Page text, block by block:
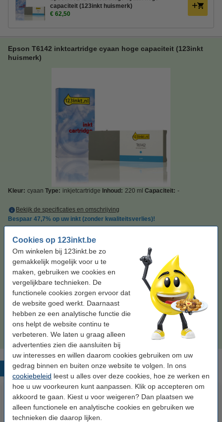
Cookies op 123inkt.be
Om winkelen bij 123inkt.be zo
gemakkelijk mogelijk voor u te
maken, gebruiken we cookies en
vergelijkbare technieken. De
functionele cookies zorgen ervoor dat
de website goed werkt. Daarnaast
hebben ze een analytische functie die
ons helpt de website continu te
verbeteren. We laten u graag alleen
advertenties zien die aansluiten bij
uw interesses en willen daarom cookies gebruiken om uw
gedrag binnen en buiten onze website te volgen. In ons
cookiebeleid leest u alles over deze cookies, hoe ze werken en
hoe u uw voorkeuren kunt aanpassen. Klik op accepteren om
akkoord te gaan. Kiest u voor weigeren? Dan plaatsen we
alleen functionele en analytische cookies en gebruiken we
technieken die daarop lijken.
capaciteit (123inkt huismerk)
€ 62,50
Epson T6142 inktcartridge cyaan hoge capaciteit (123inkt
huismerk)
Kleur: cyaan Type: inkjetcartridge Inhoud: 220 ml Capaciteit: -
Bekijk de specificaties en omschrijving
Bespaar 47,7% op uw inkt (zonder kwaliteitsverlies)!
€ 62,50 Bestellen
Tip: complete set bestellen
Epson aanbieding: T614-serie mat zwart + 3
kleuren (123inkt huismerk)
€ 247,50
Populaire producten